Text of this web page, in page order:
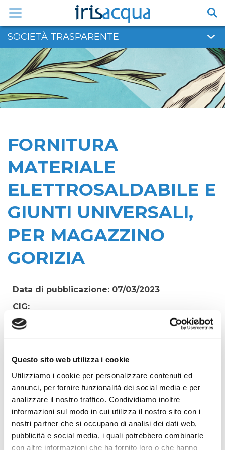
Questo sito web utilizza i cookie
Utilizziamo i cookie per personalizzare contenuti ed
annunci, per fornire funzionalità dei social media e per
analizzare il nostro traffico. Condividiamo inoltre
informazioni sul modo in cui utilizza il nostro sito con i
nostri partner che si occupano di analisi dei dati web,
pubblicità e social media, i quali potrebbero combinarle
con altre informazioni che ha fornito loro o che hanno
contenuto
SOCIETÀ TRASPARENTE
FORNITURA
MATERIALE
ELETTROSALDABILE E
GIUNTI UNIVERSALI,
PER MAGAZZINO
GORIZIA
Data di pubblicazione: 07/03/2023
CIG:
ZB93A3F443
Tecnico
Oggetto:
FORNITURA MATERIALE ELETTROSALDABILE E
GIUNTI UNIVERSALI, PER MAGAZZINO GORIZIA
Codice Fiscale: